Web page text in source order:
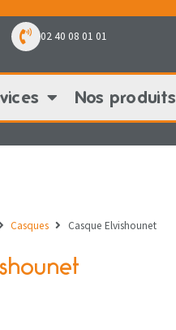
02 40 08 01 01
Nos produits
Casques Casque Elvishounet